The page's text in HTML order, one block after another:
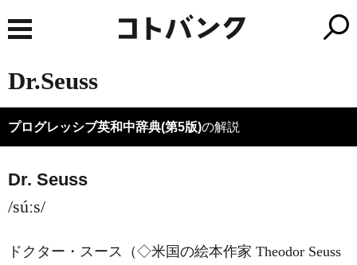
Dr.Seuss
プログレッシブ英和中辞典(第5版)の解説
Dr. Seuss
/súːs/
ドクター・スース（◇米国の絵本作家 Theodor Seuss